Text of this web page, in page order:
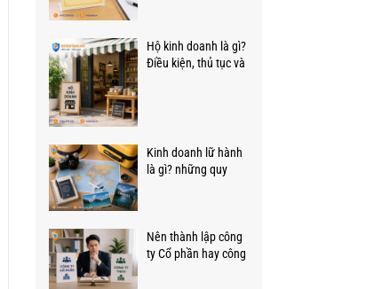
Hộ kinh doanh là gì?
Điều kiện, thủ tục và
Kinh doanh lữ hành
là gì? những quy
Nên thành lập công
ty Cổ phần hay công